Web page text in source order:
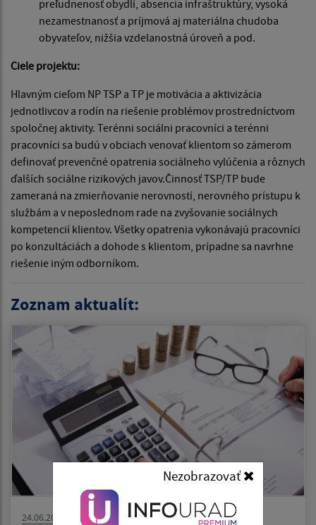
Nezobrazovať
preľudnenosť obydlí, absencia infraštruktúry, vysoká
nezamestnanosť a príjmová aj materiálna chudoba
obyvateľov, nižšia vzdelanostná úroveň a pod.
Ciele projektu:
Hlavným cieľom NP TSP a TP je motivácia a aktivizácia
jednotlivcov a rodín na riešenie problémov prostredníctvom
spoločnej aktivity. Terénni sociálni pracovníci a terénni
pracovníci sa budú v obciach venovať klientom so zámerom
definovať prevenčné opatrenia sociálneho vylúčenia a rôznych
ďalších sociálne rizikových javov.Činnosť TSP/TP bude
zameraná na zmierňovanie nerovností, nerovného prístupu k
službám a v neposlednom rade na zvyšovanie sociálnych
kompetencií klientov. Všetky opatrenia vykonávajú pracovníci
po konzultáciách a dohode s klientom, prípadne sa navrhne
riešenie iným odborníkom.
Zoznam aktualít:
24.06.2026